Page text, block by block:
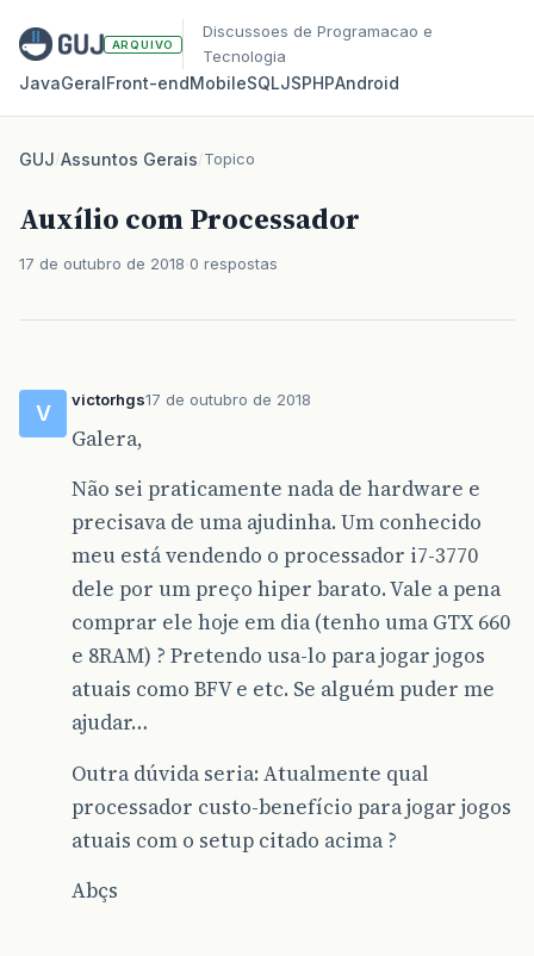
ARQUIVO
Discussoes de Programacao e
Tecnologia
JavaGeralFront‑endMobileSQLJSPHPAndroid
GUJ/Assuntos Gerais/Topico
Auxílio com Processador
17 de outubro de 2018 0 respostas
V
victorhgs17 de outubro de 2018
Galera,
Não sei praticamente nada de hardware e
precisava de uma ajudinha. Um conhecido
meu está vendendo o processador i7-3770
dele por um preço hiper barato. Vale a pena
comprar ele hoje em dia (tenho uma GTX 660
e 8RAM) ? Pretendo usa-lo para jogar jogos
atuais como BFV e etc. Se alguém puder me
ajudar…
Outra dúvida seria: Atualmente qual
processador custo-benefício para jogar jogos
atuais com o setup citado acima ?
Abçs